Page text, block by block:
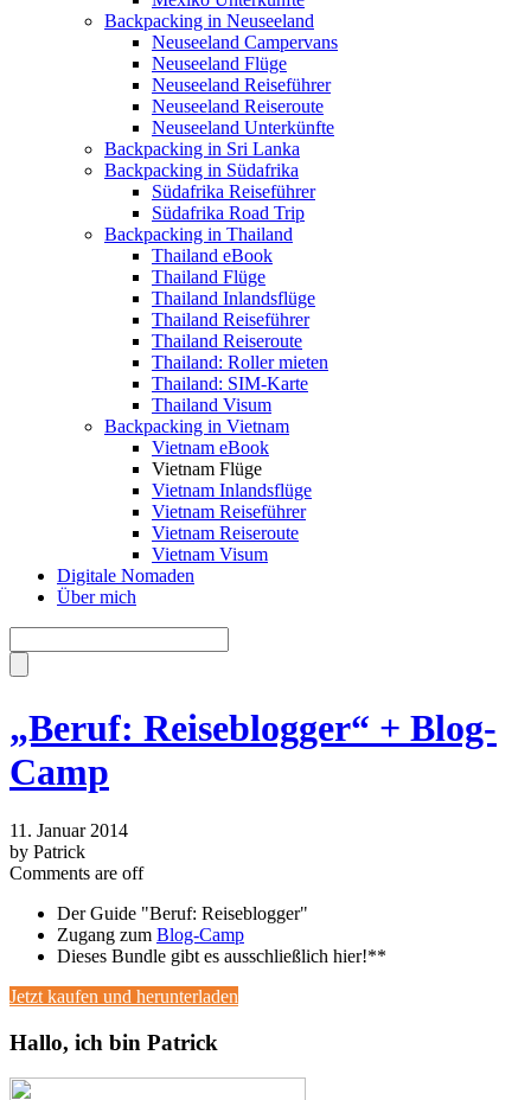
Backpacking in Neuseeland
Neuseeland Campervans
Neuseeland Flüge
Neuseeland Reiseführer
Neuseeland Reiseroute
Neuseeland Unterkünfte
Backpacking in Sri Lanka
Backpacking in Südafrika
Südafrika Reiseführer
Südafrika Road Trip
Backpacking in Thailand
Thailand eBook
Thailand Flüge
Thailand Inlandsflüge
Thailand Reiseführer
Thailand Reiseroute
Thailand: Roller mieten
Thailand: SIM-Karte
Thailand Visum
Backpacking in Vietnam
Vietnam eBook
Vietnam Flüge
Vietnam Inlandsflüge
Vietnam Reiseführer
Vietnam Reiseroute
Vietnam Visum
Digitale Nomaden
Über mich
„Beruf: Reiseblogger“ + Blog-
Camp
11. Januar 2014
by Patrick
Comments are off
Der Guide "Beruf: Reiseblogger"
Zugang zum Blog-Camp
Dieses Bundle gibt es ausschließlich hier!**
Jetzt kaufen und herunterladen
Hallo, ich bin Patrick